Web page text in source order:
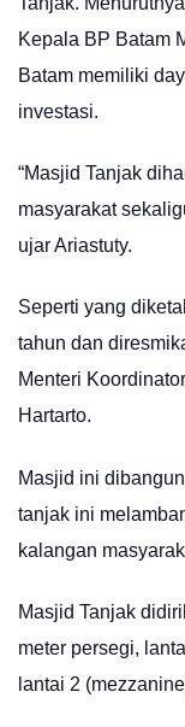
Kepala BP Batam
Batam memiliki
investasi.
“Masjid Tanjak
masyarakat
ujar Ariastuty.
Seperti yang
tahun dan
Menteri
Hartarto.
Masjid ini
tanjak ini
kalangan
Masjid Tanjak
meter persegi,
lantai 2